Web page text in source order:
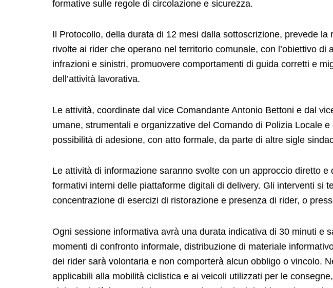
formative sulle regole di circolazione e sicurezza.
Il Protocollo, della durata di 12 mesi dalla sottoscrizione, prevede
rivolte ai rider che operano nel territorio comunale, con l’obiettivo
infrazioni e sinistri, promuovere comportamenti di guida corretti e
dell’attività lavorativa.
Le attività, coordinate dal vice Comandante Antonio Bettoni e dal
umane, strumentali e organizzative del Comando di Polizia Locale
possibilità di adesione, con atto formale, da parte di altre sigle
Le attività di informazione saranno svolte con un approccio diretto
formativi interni delle piattaforme digitali di delivery. Gli interventi si
concentrazione di esercizi di ristorazione e presenza di rider, o
Ogni sessione informativa avrà una durata indicativa di 30 minuti e
momenti di confronto informale, distribuzione di materiale
dei rider sarà volontaria e non comporterà alcun obbligo o vincolo.
applicabili alla mobilità ciclistica e ai veicoli utilizzati per le